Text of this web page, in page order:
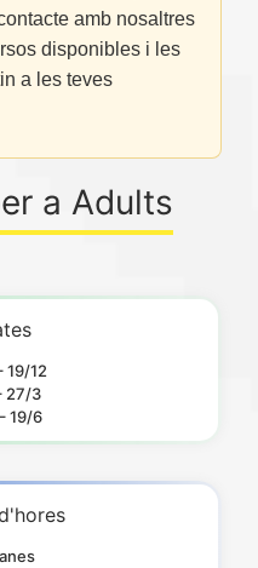
amb nosaltres
disponibles i les
a les teves
a Adults
19/12
27/3
19/6